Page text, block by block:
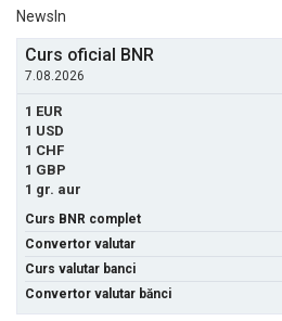
NewsIn
Curs oficial BNR
7.08.2026
1 EUR
1 USD
1 CHF
1 GBP
1 gr. aur
Curs BNR complet
Convertor valutar
Curs valutar banci
Convertor valutar bănci